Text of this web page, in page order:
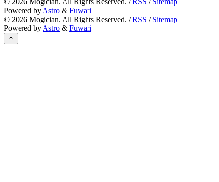
© 2026 Mogician. All Rights Reserved. / RSS / Sitemap
Powered by Astro & Fuwari
© 2026 Mogician. All Rights Reserved. /RSS / Sitemap
Powered by Astro & Fuwari